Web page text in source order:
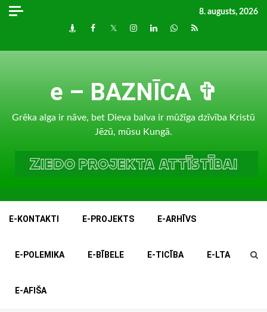
Skip
8. augusts, 2026
DraugiemFacebook
TwitterInstagram
LinkedInwhatsapp
RSS
e – BAZNĪCA ✞
Grēka alga ir nāve, bet Dieva balva ir mūžīga dzīvība Kristū
Jēzū, mūsu Kungā.
E-KONTAKTI E-PROJEKTS E-ARHĪVS
E-POLEMIKA E-BĪBELE E-TICĪBA E-LTA
E-AFIŠA